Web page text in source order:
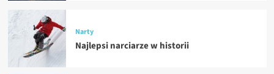
Narty
Najlepsi narciarze w historii